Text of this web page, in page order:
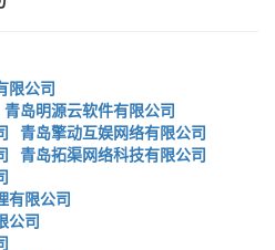
限公司
青岛明源云软件有限公司
青岛擎动互娱网络有限公司
青岛拓渠网络科技有限公司
有限公司
公司